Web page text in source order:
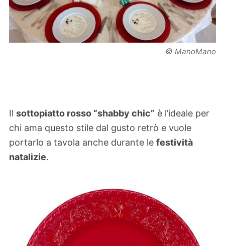
© ManoMano
Il sottopiatto rosso “shabby chic” è l’ideale per
chi ama questo stile dal gusto retrò e vuole
portarlo a tavola anche durante le festività
natalizie.